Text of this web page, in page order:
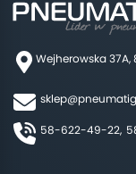
narzędzia do
domu lub w
W dalszej
charakterystyce
pistoletowych,
tym, na co
Wejherowska
58-622-49-22,